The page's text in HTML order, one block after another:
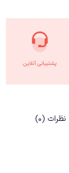
پشتیبانی آنلاین
نظرات (۰)